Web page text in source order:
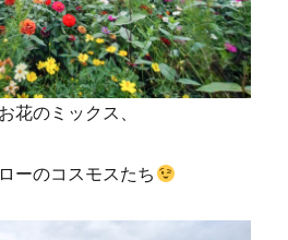
花のミックス、
ーのコスモスたち